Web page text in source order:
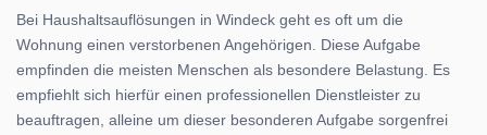
Bei Haushaltsauflösungen in Windeck geht es oft um die
Wohnung einen verstorbenen Angehörigen. Diese Aufgabe
empfinden die meisten Menschen als besondere Belastung. Es
empfiehlt sich hierfür einen professionellen Dienstleister zu
beauftragen, alleine um dieser besonderen Aufgabe sorgenfrei